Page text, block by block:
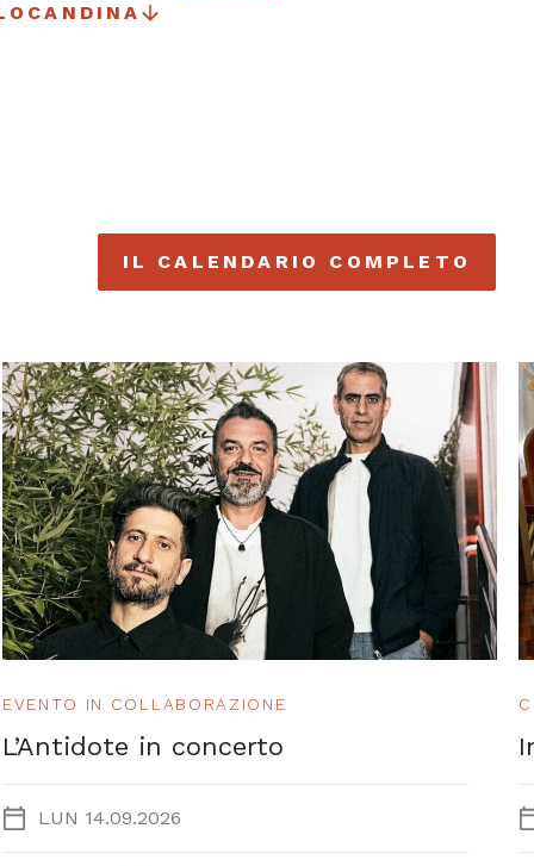
IL CALENDARIO COMPLETO
EVENTO IN COLLABORAZIONE
L’Antidote in concerto
LUN 14.09.2026